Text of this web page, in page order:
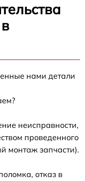
нами детали
неисправности,
проведенного
монтаж запчасти).
отказ в